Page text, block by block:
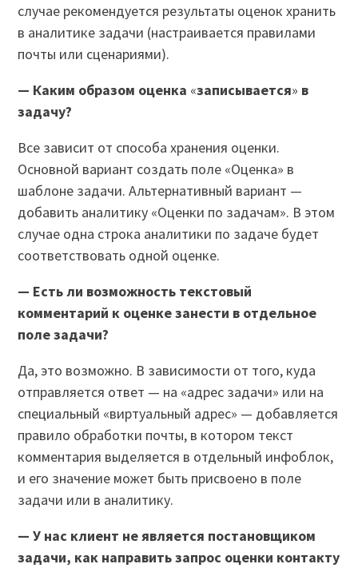
случае рекомендуется результаты оценок хранить
в аналитике задачи (настраивается правилами
почты или сценариями).
— Каким образом оценка «записывается» в
задачу?
Все зависит от способа хранения оценки.
Основной вариант создать поле «Оценка» в
шаблоне задачи. Альтернативный вариант —
добавить аналитику «Оценки по задачам». В этом
случае одна строка аналитики по задаче будет
соответствовать одной оценке.
— Есть ли возможность текстовый
комментарий к оценке занести в отдельное
поле задачи?
Да, это возможно. В зависимости от того, куда
отправляется ответ — на «адрес задачи» или на
специальный «виртуальный адрес» — добавляется
правило обработки почты, в котором текст
комментария выделяется в отдельный инфоблок,
и его значение может быть присвоено в поле
задачи или в аналитику.
— У нас клиент не является постановщиком
задачи, как направить запрос оценки контакту